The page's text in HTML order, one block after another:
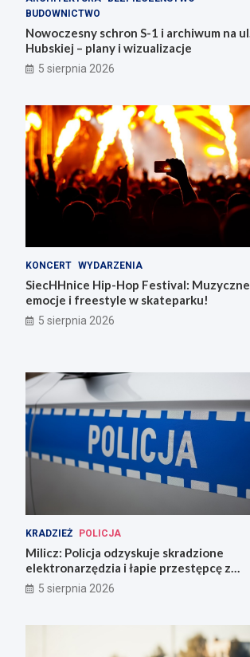
BUDOWNICTWO
Nowoczesny schron S-1 i archiwum na ul.
Hubskiej – plany i wizualizacje
5 sierpnia 2026
KONCERT WYDARZENIA
SiecHHnice Hip-Hop Festival: Muzyczne
emocje i freestyle w skateparku!
5 sierpnia 2026
KRADZIEŻ POLICJA
Milicz: Policja odzyskuje skradzione
elektronarzędzia i łapie przestępcę z
narkotykami
5 sierpnia 2026